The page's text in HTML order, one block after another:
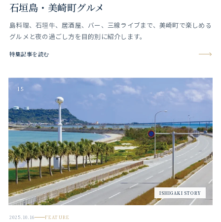
石垣島・美崎町グルメ
島料理、石垣牛、居酒屋、バー、三線ライブまで、美崎町で楽しめる
グルメと夜の過ごし方を目的別に紹介します。
特集記事を読む
15
ISHIGAKI STORY
2025.10.16 FEATURE